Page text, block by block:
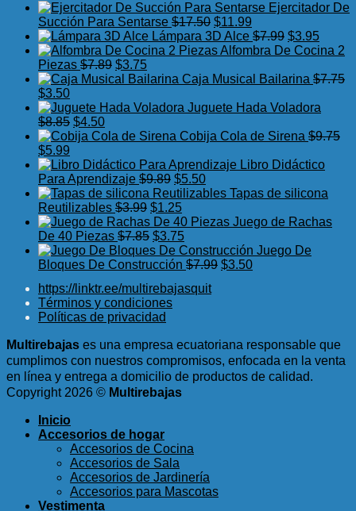
Ejercitador De
Succión Para Sentarse $17.50 El
precio
original
$17.50.
$11.99
precio
actual
$11.99.
Lámpara 3D Alce $7.99 El
precio
era:
$3.95El
precio
es:
Alfombra De Cocina 2
Piezas $7.89 El
precio
era:
$3.75El
precio
es:
Caja Musical Bailarina $7.75
El
precio
original
era:
$7.75.
$3.50El
precio
actual
es:
Juguete Hada Voladora
$8.85 El
precio
era:
$8.85.
$4.50El
precio
es:
$4.50.
Cobija Cola de Sirena $9.75
El
precio
original
era:
$9.75.
$5.99
precio
actual
es:
$5.99.
Libro Didáctico
Para Aprendizaje $9.89 El
precio
original
era:
$9.89.
$5.50El
precio
es:
Tapas de silicona
Reutilizables $3.99 El
precio
original
era:
$3.99.
$1.25El
precio
actual
es:
$1.25.
Juego de Rachas
De 40 Piezas $7.85 El
precio
original
$7.85.
$3.75El
precio
actual
$3.75.
Juego De
Bloques De Construcción $7.99 El
$3.50El
https://linktr.ee/multirebajasquit
Términos y condiciones
Políticas de privacidad
Multirebajas es una empresa ecuatoriana responsable que
cumplimos con nuestros compromisos, enfocada en la venta
en línea y entrega a domicilio de productos de calidad.
Copyright 2026 © Multirebajas
Inicio
Accesorios de hogar
Accesorios de Cocina
Accesorios de Sala
Accesorios de Jardinería
Accesorios para Mascotas
Vestimenta